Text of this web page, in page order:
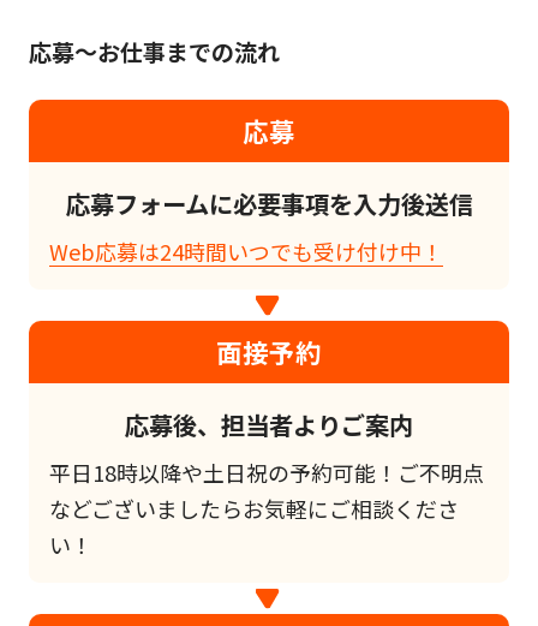
応募～お仕事までの流れ
応募
応募フォームに必要事項を入力後送信
Web応募は24時間いつでも受け付け中！
面接予約
応募後、担当者よりご案内
平日18時以降や土日祝の予約可能！ご不明点
などございましたらお気軽にご相談くださ
い！